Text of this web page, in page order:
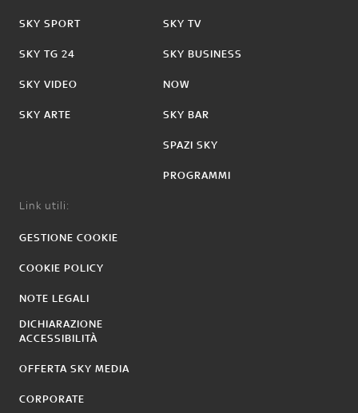
SKY SPORT
SKY TG 24
SKY VIDEO
SKY ARTE
SKY TV
SKY BUSINESS
NOW
SKY BAR
SPAZI SKY
PROGRAMMI
Link utili:
GESTIONE COOKIE
COOKIE POLICY
NOTE LEGALI
DICHIARAZIONE
ACCESSIBILITÀ
OFFERTA SKY MEDIA
CORPORATE